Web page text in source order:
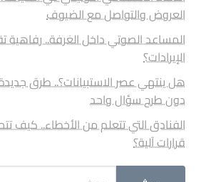
العروض والتواصل مع الضيوف
المساعد الصوتي داخل الغرفة.. رفاهية
الإيرادات؟
هل ينتهي عصر الاستبيانات؟.. طرق
دون طرح سؤال واحد
الفنادق التي تتعلم من الأخطاء.. كيف
قرارات آلية؟